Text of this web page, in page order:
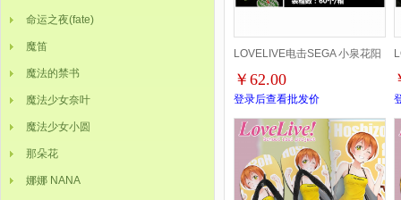
命运之夜(fate)
魔笛
魔法的禁书
魔法少女奈叶
魔法少女小圆
那朵花
娜娜 NANA
LOVELIVE电击SEGA 小泉花阳
盒装手办摆件模型 25CM 一箱
60个
￥62.00
登录后查看批发价